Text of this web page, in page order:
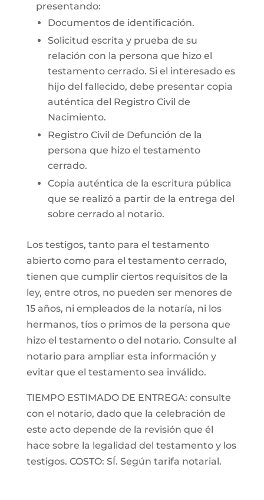
presentando:
Documentos de identificación.
Solicitud escrita y prueba de su
relación con la persona que hizo el
testamento cerrado. Si el interesado es
hijo del fallecido, debe presentar copia
auténtica del Registro Civil de
Nacimiento.
Registro Civil de Defunción de la
persona que hizo el testamento
cerrado.
Copia auténtica de la escritura pública
que se realizó a partir de la entrega del
sobre cerrado al notario.
Los testigos, tanto para el testamento
abierto como para el testamento cerrado,
tienen que cumplir ciertos requisitos de la
ley, entre otros, no pueden ser menores de
15 años, ni empleados de la notaría, ni los
hermanos, tíos o primos de la persona que
hizo el testamento o del notario. Consulte al
notario para ampliar esta información y
evitar que el testamento sea inválido.
TIEMPO ESTIMADO DE ENTREGA: consulte
con el notario, dado que la celebración de
este acto depende de la revisión que él
hace sobre la legalidad del testamento y los
testigos. COSTO: SÍ. Según tarifa notarial.